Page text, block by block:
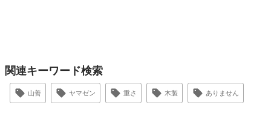
関連キーワード検索
山善 ヤマゼン 重さ 木製 ありません